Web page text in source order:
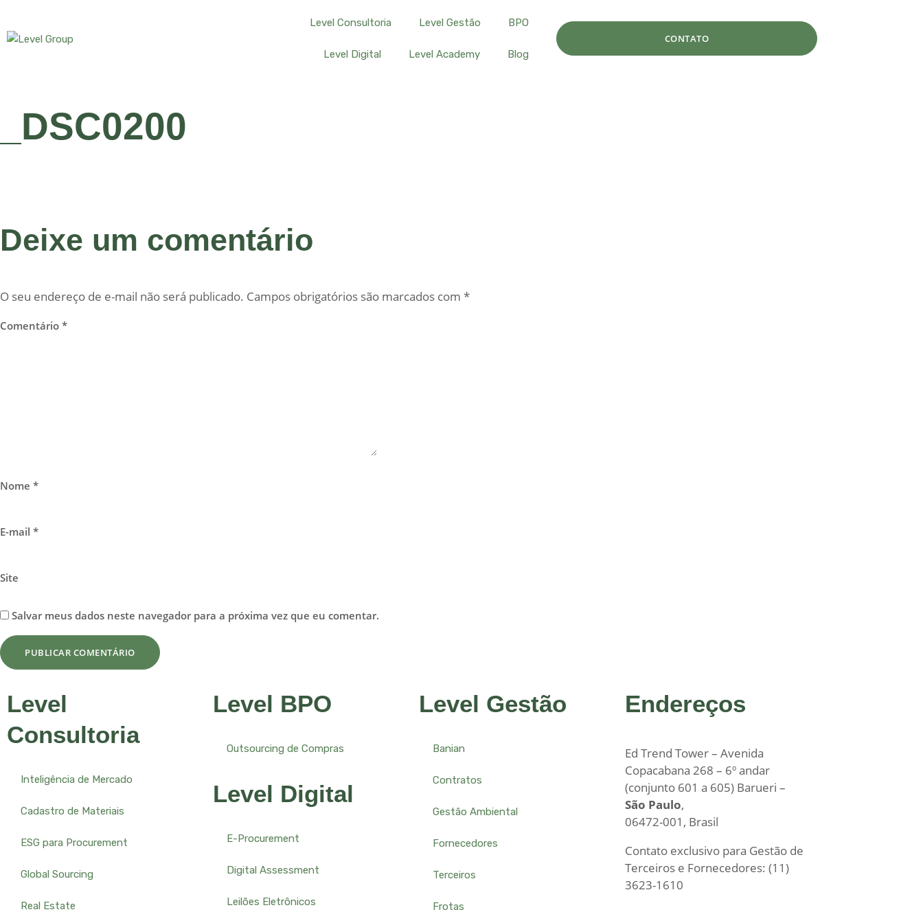
Level Consultoria Level Gestão BPO
Level Digital Level Academy Blog
CONTATO
_DSC0200
Deixe um comentário
O seu endereço de e-mail não será publicado. Campos obrigatórios são marcados com *
Comentário *
Nome *
E-mail *
Site
Salvar meus dados neste navegador para a próxima vez que eu comentar.
Level
Consultoria
Inteligência de Mercado
Cadastro de Materiais
ESG para Procurement
Global Sourcing
Real Estate
Level BPO
Outsourcing de Compras
Level Digital
E-Procurement
Digital Assessment
Leilões Eletrônicos
Level Gestão
Banian
Contratos
Gestão Ambiental
Fornecedores
Terceiros
Frotas
Endereços
Ed Trend Tower – Avenida
Copacabana 268 – 6º andar
(conjunto 601 a 605) Barueri –
São Paulo,
06472-001, Brasil
Contato exclusivo para Gestão de
Terceiros e Fornecedores: (11)
3623-1610